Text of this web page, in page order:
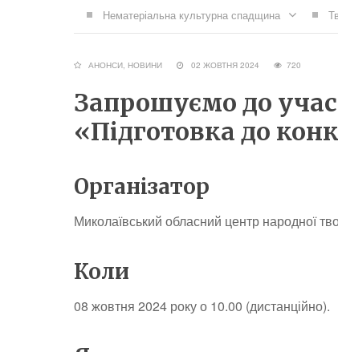
Нематеріальна культурна спадщина
АНОНСИ, НОВИНИ 02 ЖОВТНЯ 2024 720
Запрошуємо до
«Підготовка до
Організатор
Миколаївський обласний центр народної
Коли
08 жовтня 2024 року о 10.00 (дистанційно).